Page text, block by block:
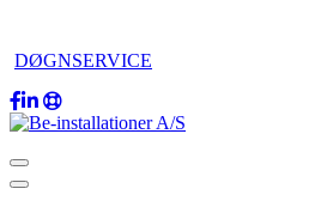
DØGNSERVICE